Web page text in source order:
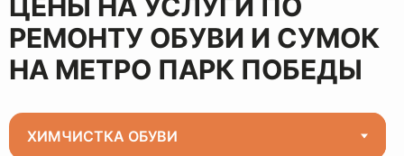
РЕМОНТУ ОБУВИ И СУМОК
НА МЕТРО ПАРК ПОБЕДЫ